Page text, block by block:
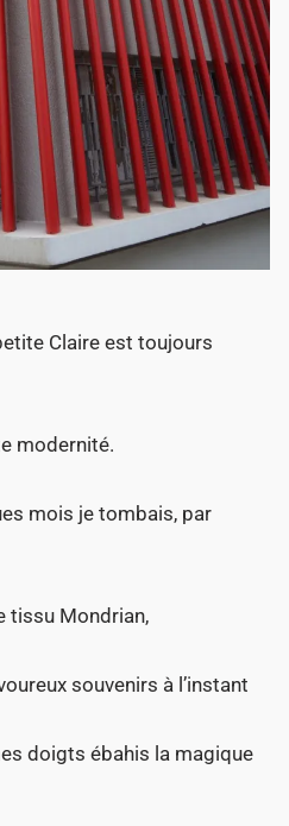
Claire est toujours
modernité.
mois je tombais, par
tissu Mondrian,
souvenirs à l’instant
doigts ébahis la magique